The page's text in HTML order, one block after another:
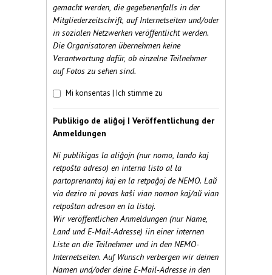
gemacht werden, die gegebenenfalls in der
Mitgliederzeitschrift, auf Internetseiten und/oder
in sozialen Netzwerken veröffentlicht werden.
Die Organisatoren übernehmen keine
Verantwortung dafür, ob einzelne Teilnehmer
auf Fotos zu sehen sind.
Fotoj | Fotos*
Mi konsentas | Ich stimme zu
Publikigo de aliĝoj | Veröffentlichung der
Anmeldungen
Ni publikigas la aliĝojn (nur nomo, lando kaj
retpoŝta adreso) en interna listo al la
partoprenantoj kaj en la retpaĝoj de NEMO. Laŭ
via deziro ni povas kaŝi vian nomon kaj/aŭ vian
retpoŝtan adreson en la listoj.
Wir veröffentlichen Anmeldungen (nur Name,
Land und E-Mail-Adresse) iin einer internen
Liste an die Teilnehmer und in den NEMO-
Internetseiten. Auf Wunsch verbergen wir deinen
Namen und/oder deine E-Mail-Adresse in den